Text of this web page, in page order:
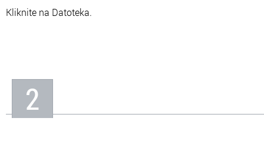
Kliknite na Datoteka.
2